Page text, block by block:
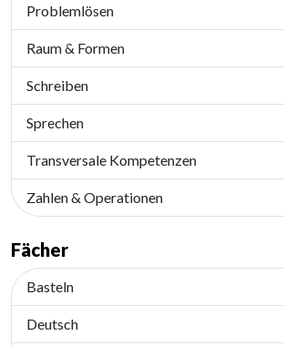
Problemlösen
Raum & Formen
Schreiben
Sprechen
Transversale Kompetenzen
Zahlen & Operationen
Fächer
Basteln
Deutsch